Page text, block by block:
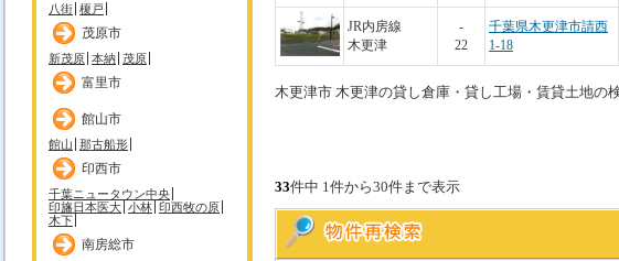
八街 榎戸
茂原市
新茂原 本納 茂原
富里市
館山市
館山 那古船形
印西市
千葉ニュータウン中央
印旛日本医大 小林 印西牧の原
木下
南房総市
JR内房線
木更津
-
22
千葉県木更津市請西
1-18
木更津市 木更津の貸し倉庫・貸し工場・賃貸土地の
33件中 1件から30件まで表示